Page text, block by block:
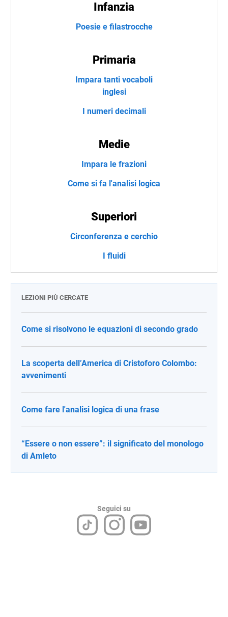
Infanzia
Poesie e filastrocche
Primaria
Impara tanti vocaboli
inglesi
I numeri decimali
Medie
Impara le frazioni
Come si fa l'analisi logica
Superiori
Circonferenza e cerchio
I fluidi
LEZIONI PIÙ CERCATE
Come si risolvono le equazioni di secondo grado
La scoperta dell’America di Cristoforo Colombo:
avvenimenti
Come fare l'analisi logica di una frase
“Essere o non essere”: il significato del monologo
di Amleto
Seguici su